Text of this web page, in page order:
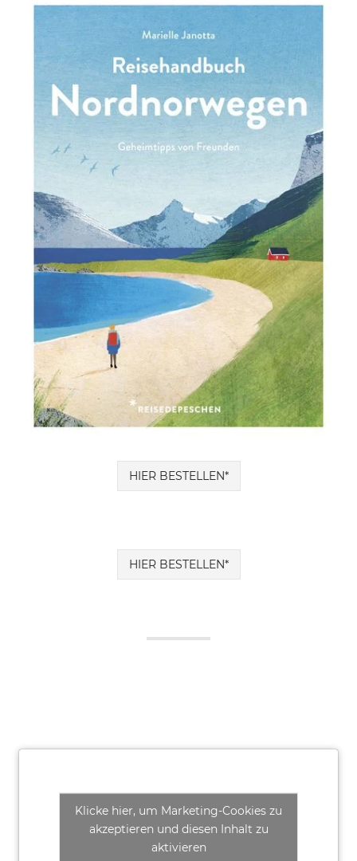
HIER BESTELLEN*
HIER BESTELLEN*
Klicke hier, um Marketing-Cookies zu
akzeptieren und diesen Inhalt zu
aktivieren